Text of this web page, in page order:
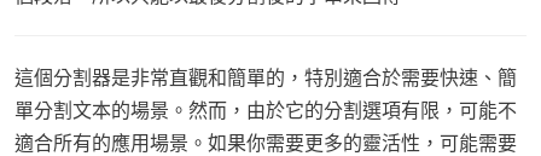
這個分割器是非常直觀和簡單的，特別適合於需要快速、簡
單分割文本的場景。然而，由於它的分割選項有限，可能不
適合所有的應用場景。如果你需要更多的靈活性，可能需要